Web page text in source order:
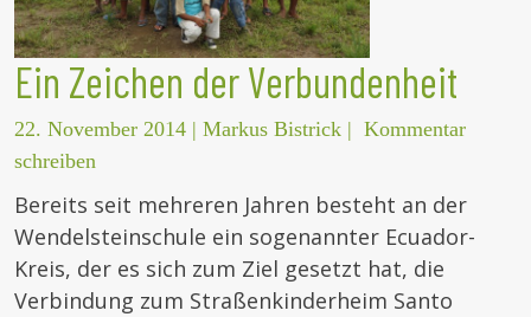
Ein Zeichen der Verbundenheit
22. November 2014 | Markus Bistrick | Kommentar
schreiben
Bereits seit mehreren Jahren besteht an der
Wendelsteinschule ein sogenannter Ecuador-
Kreis, der es sich zum Ziel gesetzt hat, die
Verbindung zum Straßenkinderheim Santo